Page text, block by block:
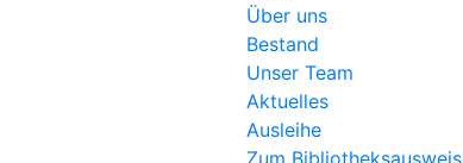
Über uns
Bestand
Unser Team
Aktuelles
Ausleihe
Zum Bibliotheksausweis